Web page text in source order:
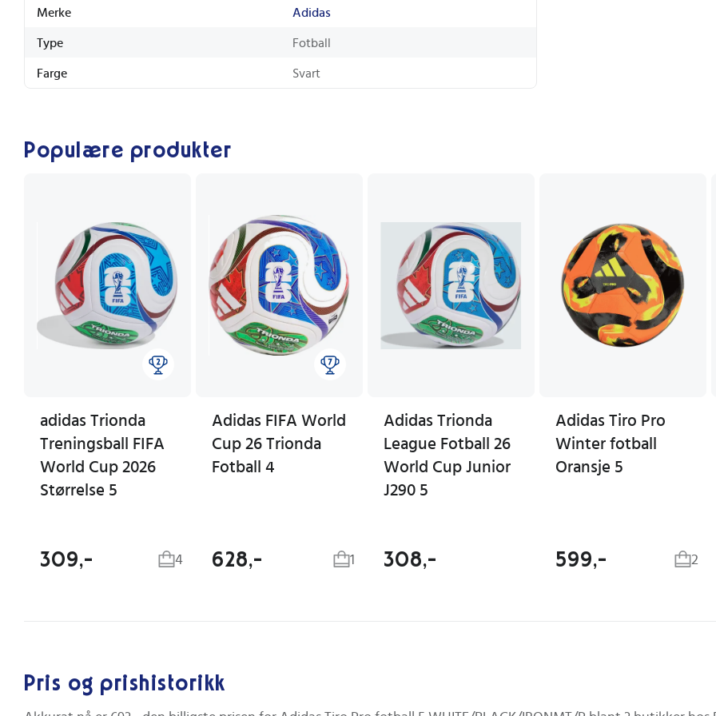
Merke Adidas
Type Fotball
Farge Svart
Populære produkter
adidas Trionda
Treningsball FIFA
World Cup 2026
Størrelse 5
309,- 4
Adidas FIFA World
Cup 26 Trionda
Fotball 4
628,- 1
Adidas Trionda
League Fotball 26
World Cup Junior
J290 5
308,-
Adidas Tiro Pro
Winter fotball
Oransje 5
599,- 2
Pris og prishistorikk